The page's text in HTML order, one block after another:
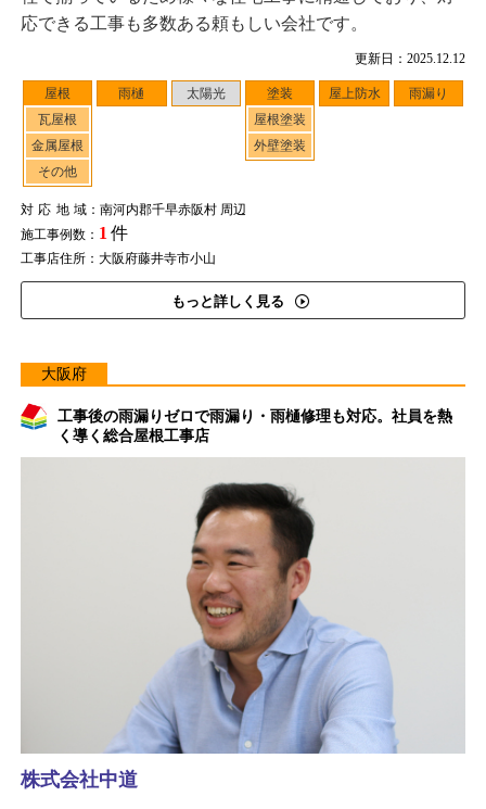
更新日：2025.12.12
屋根
瓦屋根
金属屋根
その他
雨樋 太陽光
塗装
屋根塗装
外壁塗装
屋上防水 雨漏り
対応地域：南河内郡千早赤阪村 周辺
施工事例数： 1 件
工事店住所：大阪府藤井寺市小山
もっと詳しく見る
応できる工事も多数ある頼もしい会社です。
大阪府
工事後の雨漏りゼロで雨漏り・雨樋修理も対応。社員を熱
く導く総合屋根工事店
株式会社中道